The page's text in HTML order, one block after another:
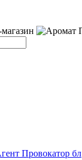
Провокатор бл